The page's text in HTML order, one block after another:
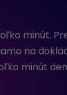
minút.
na
minút